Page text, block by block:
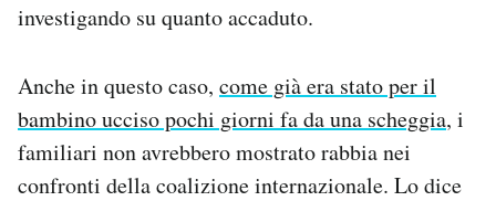
investigando su quanto accaduto.
Anche in questo caso, come già era stato per il
bambino ucciso pochi giorni fa da una scheggia, i
familiari non avrebbero mostrato rabbia nei
confronti della coalizione internazionale. Lo dice